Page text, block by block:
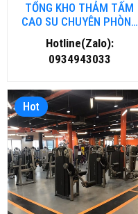
TỔNG KHO THẢM TẤM
CAO SU CHUYÊN PHÒNG
GYM- FITNESS TẠI ĐÀ
NẴNG
Hotline(Zalo):
0934943033
Hot